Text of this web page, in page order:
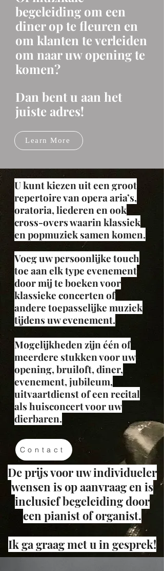
begeleiding om een
diner op te fleuren en
om klanten te verleiden
om naar uw opening te
komen?
Dan bent u aan het
juiste adres!
Learn More
U kunt kiezen uit een groot
repertoire van opera aria’s,
oratoria, liederen en ook
cross-overs waarin klassiek
en popmuziek samen komen.
Voeg uw persoonlijke touch
toe aan elk type evenement
door mij te boeken voor
klassieke concerten of
andere toepasselijke muziek
tijdens uw evenement.
Mogelijkheden zijn één of
meerdere stukken voor uw
opening, bruiloft, diner,
evenement, jubileum,
uitvaartdienst of een recital
als huisconcert voor uw
dierbaren.
Contact
De prijs voor uw individueler
wensen is op aanvraag en is
inclusief begeleiding door
een pianist of organist.
Ik ga graag met u in gesprek!